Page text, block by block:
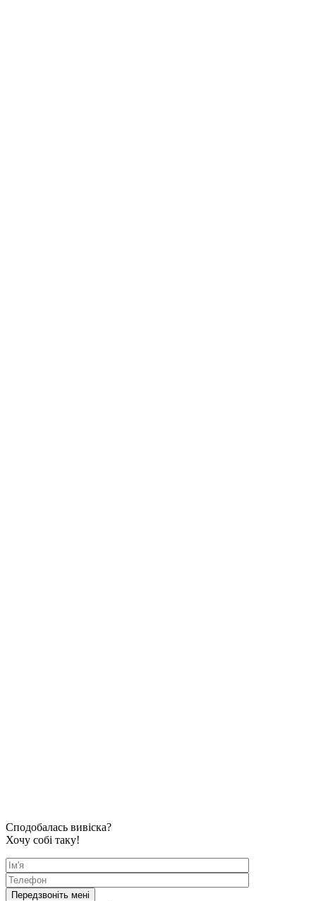
Сподобалась вивіска?
Хочу собі таку!